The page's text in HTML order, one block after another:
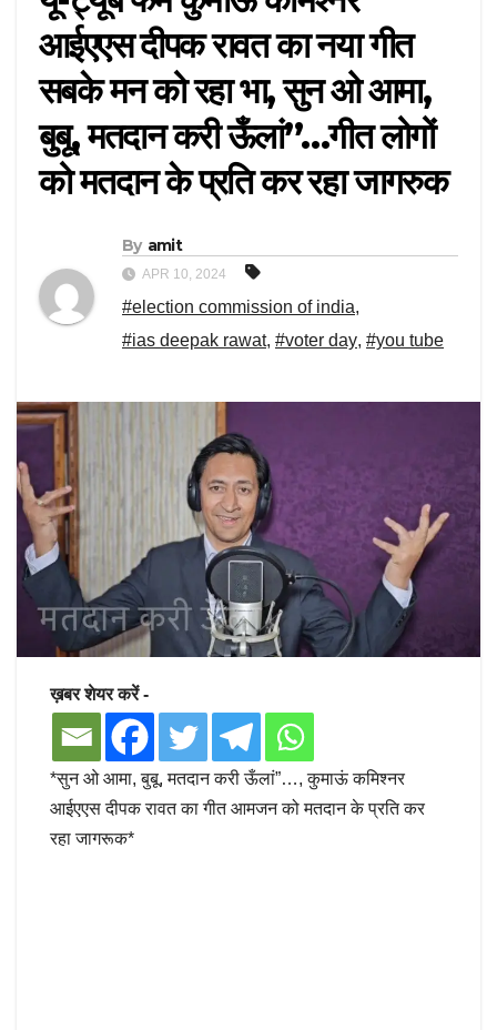
आईएएस दीपक रावत का नया गीत
सबके मन को रहा भा, सुन ओ आमा,
बुबू, मतदान करी ऊँलां”…गीत लोगों
को मतदान के प्रति कर रहा जागरुक
By amit
APR 10, 2024
#election commission of india,
#ias deepak rawat, #voter day, #you tube
ख़बर शेयर करें -
*सुन ओ आमा, बुबू, मतदान करी ऊँलां”…, कुमाऊं कमिश्नर
आईएएस दीपक रावत का गीत आमजन को मतदान के प्रति कर
रहा जागरूक*